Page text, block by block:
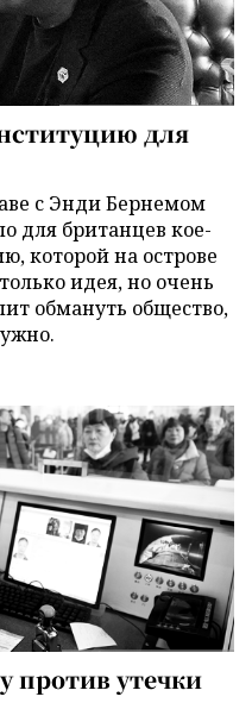
для
с Энди Бернемом
для британцев кое-
которой на острове
идея, но очень
обмануть общество,
против утечки